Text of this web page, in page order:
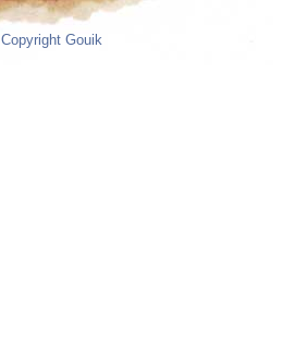
Copyright Gouik